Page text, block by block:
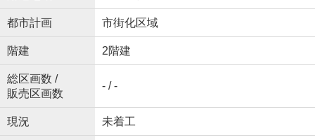
都市計画 市街化区域
階建 2階建
総区画数 /
販売区画数
- / -
現況 未着工